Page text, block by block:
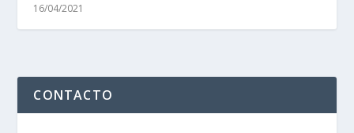
16/04/2021
CONTACTO